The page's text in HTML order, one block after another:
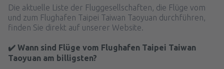
Die aktuelle Liste der Fluggesellschaften, die Flüge vom
und zum Flughafen Taipei Taiwan Taoyuan durchführen,
finden Sie direkt auf unserer Website.
✔️ Wann sind Flüge vom Flughafen Taipei Taiwan
Taoyuan am billigsten?